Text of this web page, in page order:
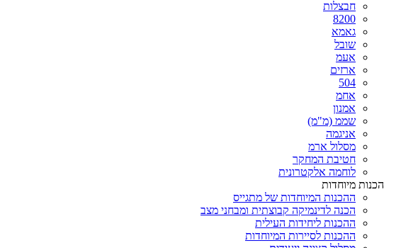
חבצלות
8200
גאמא
שובל
אעמ
ארזים
504
אחמ
אמנון
שממ (מ"מ)
אניגמה
מסלול ארמ
חטיבת המחקר
לוחמה אלקטרונית
הכנות מיוחדות
ההכנות המיוחדות של מתגייס
הכנה לדינמיקה קבוצתית ומבחני מצב
ההכנות ליחידות העילית
ההכנות לסיירות המיוחדות